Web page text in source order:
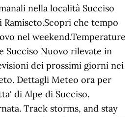
nella località Succiso
che tempo
nel weekend.Temperature
Succiso Nuovo rilevate in
dei prossimi giorni nei
Dettagli Meteo ora per
di Alpe di Succiso.
Track storms, and stay